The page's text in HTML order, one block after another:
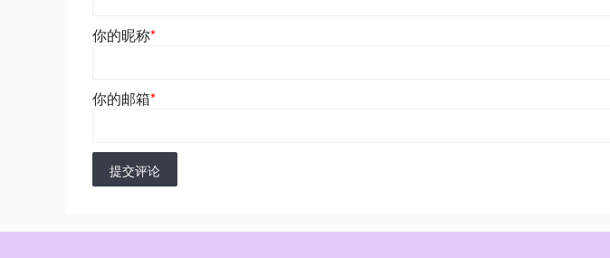
你的昵称*
你的邮箱*
提交评论